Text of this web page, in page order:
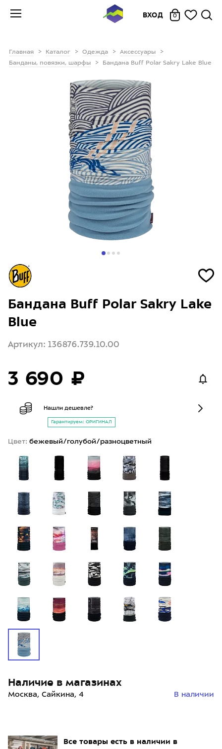
ВХОД 0
Главная Каталог Одежда
Аксессуары
Банданы, повязки, шарфы
Бандана Buff Polar Sakry Lake Blue
Все товары есть в наличии в
Бандана Buff Polar Sakry Lake
Blue
Артикул: 136876.739.10.00
3 690 ₽
Нашли дешевле?
Гарантируем: ОРИГИНАЛ
Цвет: бежевый/голубой/разноцветный
Наличие в магазинах
Москва, Сайкина, 4 В наличии